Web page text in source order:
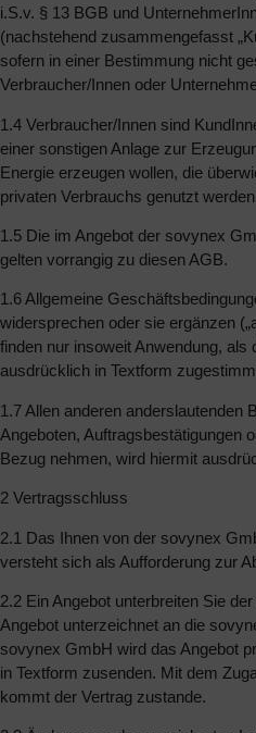
i.S.v. § 13 BGB und
(nachstehend zusammengefasst
sofern in einer Bestimmung nicht
Verbraucher/Innen oder
1.4 Verbraucher/Innen sind
einer sonstigen Anlage zur
Energie erzeugen wollen, die
privaten Verbrauchs genutzt
1.5 Die im Angebot der sovynex
gelten vorrangig zu diesen AGB.
1.6 Allgemeine
widersprechen oder sie ergänzen
finden nur insoweit Anwendung,
ausdrücklich in Textform
1.7 Allen anderen anderslautenden
Angeboten, Auftragsbestätigungen
Bezug nehmen, wird hiermit
2 Vertragsschluss
2.1 Das Ihnen von der sovynex
versteht sich als Aufforderung zur
2.2 Ein Angebot unterbreiten Sie
Angebot unterzeichnet an die
sovynex GmbH wird das Angebot
in Textform zusenden. Mit dem
kommt der Vertrag zustande.